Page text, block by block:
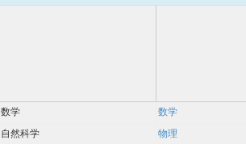
数学
自然科学
数学
物理